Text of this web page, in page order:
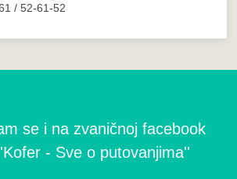
/ 52-61-52
se i na zvaničnoj facebook
- Sve o putovanjima''